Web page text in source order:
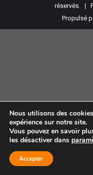
réservés. |
Propulsé
Nous utilisons des
expérience sur notre site.
Vous pouvez en savoir
les désactiver dans
Accepter